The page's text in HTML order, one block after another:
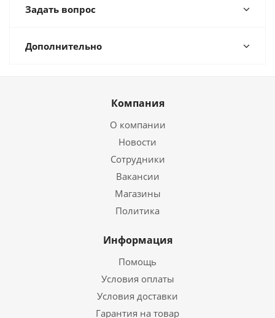
Задать вопрос
Дополнительно
Компания
О компании
Новости
Сотрудники
Вакансии
Магазины
Политика
Информация
Помощь
Условия оплаты
Условия доставки
Гарантия на товар